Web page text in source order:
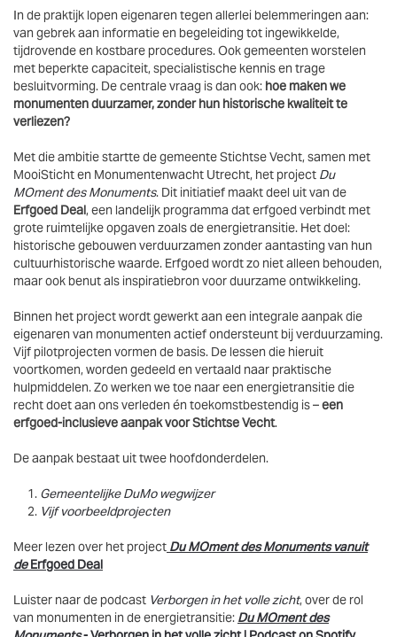
In de praktijk lopen eigenaren tegen allerlei belemmeringen aan:
van gebrek aan informatie en begeleiding tot ingewikkelde,
tijdrovende en kostbare procedures. Ook gemeenten worstelen
met beperkte capaciteit, specialistische kennis en trage
besluitvorming. De centrale vraag is dan ook: hoe maken we
monumenten duurzamer, zonder hun historische kwaliteit te
verliezen?
Met die ambitie startte de gemeente Stichtse Vecht, samen met
MooiSticht en Monumentenwacht Utrecht, het project Du
MOment des Monuments. Dit initiatief maakt deel uit van de
Erfgoed Deal, een landelijk programma dat erfgoed verbindt met
grote ruimtelijke opgaven zoals de energietransitie. Het doel:
historische gebouwen verduurzamen zonder aantasting van hun
cultuurhistorische waarde. Erfgoed wordt zo niet alleen behouden,
maar ook benut als inspiratiebron voor duurzame ontwikkeling.
Binnen het project wordt gewerkt aan een integrale aanpak die
eigenaren van monumenten actief ondersteunt bij verduurzaming.
Vijf pilotprojecten vormen de basis. De lessen die hieruit
voortkomen, worden gedeeld en vertaald naar praktische
hulpmiddelen. Zo werken we toe naar een energietransitie die
recht doet aan ons verleden én toekomstbestendig is –een
erfgoed-inclusieve aanpak voor Stichtse Vecht.
De aanpak bestaat uit twee hoofdonderdelen.
Gemeentelijke DuMo wegwijzer
Vijf voorbeeldprojecten
Meer lezen over het project Du MOment des Monuments vanuit
deErfgoed Deal
Luister naar de podcast Verborgen in het volle zicht, over de rol
van monumenten in de energietransitie: Du MOment des